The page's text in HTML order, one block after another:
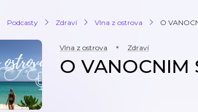
Podcasty Zdraví Vlna z ostrova O
Vlna z ostrova Zdraví
O VANOCNIM